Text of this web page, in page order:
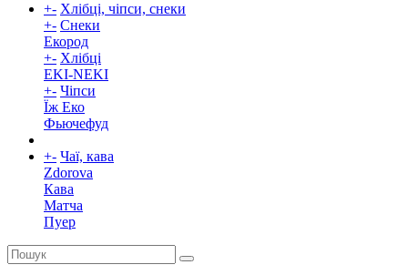
+- Хлібці, чіпси, снеки
+- Снеки
Екород
+- Хлібці
EKI-NEKI
+- Чіпси
Їж Еко
Фьючефуд
+- Чаї, кава
Zdorova
Кава
Матча
Пуер